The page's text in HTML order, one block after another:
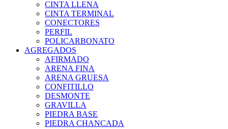
CINTA LLENA
CINTA TERMINAL
CONECTORES
PERFIL
POLICARBONATO
AGREGADOS
AFIRMADO
ARENA FINA
ARENA GRUESA
CONFITILLO
DESMONTE
GRAVILLA
PIEDRA BASE
PIEDRA CHANCADA